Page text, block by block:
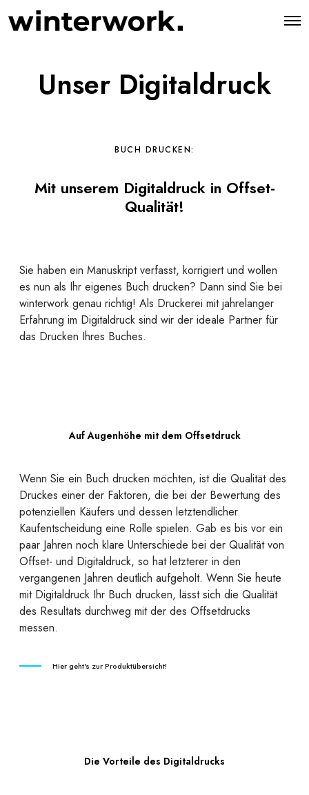
O
Unser Digitaldruck
BUCH DRUCKEN:
Mit unserem Digitaldruck in Offset-
Qualität!
Sie haben ein Manuskript verfasst, korrigiert und wollen
es nun als Ihr eigenes Buch drucken? Dann sind Sie bei
winterwork genau richtig! Als Druckerei mit jahrelanger
Erfahrung im Digitaldruck sind wir der ideale Partner für
das Drucken Ihres Buches.
Auf Augenhöhe mit dem Offsetdruck
Wenn Sie ein Buch drucken möchten, ist die Qualität des
Druckes einer der Faktoren, die bei der Bewertung des
potenziellen Käufers und dessen letztendlicher
Kaufentscheidung eine Rolle spielen. Gab es bis vor ein
paar Jahren noch klare Unterschiede bei der Qualität von
Offset- und Digitaldruck, so hat letzterer in den
vergangenen Jahren deutlich aufgeholt. Wenn Sie heute
mit Digitaldruck Ihr Buch drucken, lässt sich die Qualität
des Resultats durchweg mit der des Offsetdrucks
messen.
Hier geht's zur Produktübersicht!
Die Vorteile des Digitaldrucks